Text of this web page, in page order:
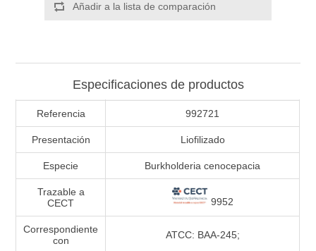
Añadir a la lista de comparación
Especificaciones de productos
Referencia 992721
Presentación Liofilizado
Especie Burkholderia cenocepacia
Trazable a
CECT
9952
Correspondiente
con
ATCC: BAA-245;